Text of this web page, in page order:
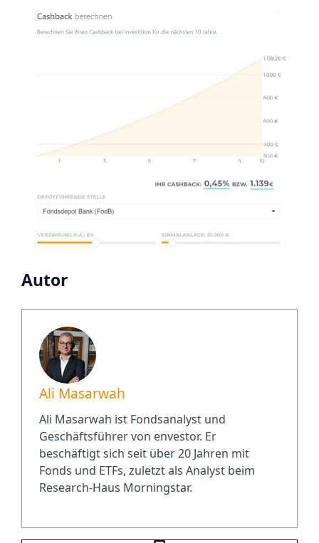
Autor
Ali Masarwah
Ali Masarwah ist Fondsanalyst und
Geschäftsführer von envestor. Er
beschäftigt sich seit über 20 Jahren mit
Fonds und ETFs, zuletzt als Analyst beim
Research-Haus Morningstar.